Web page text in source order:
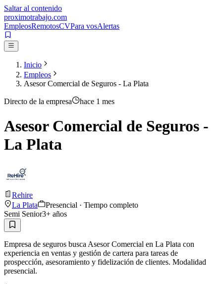
Saltar al contenido
proximotrabajo.com
EmpleosRemotosCVPara vosAlertas
Inicio
Empleos
Asesor Comercial de Seguros - La Plata
Directo de la empresa hace 1 mes
Asesor Comercial de Seguros -
La Plata
Rehire
La Plata
Presencial · Tiempo completo
Semi Senior3+ años
Empresa de seguros busca Asesor Comercial en La Plata con
experiencia en ventas y gestión de cartera para tareas de
prospección, asesoramiento y fidelización de clientes. Modalidad
presencial.